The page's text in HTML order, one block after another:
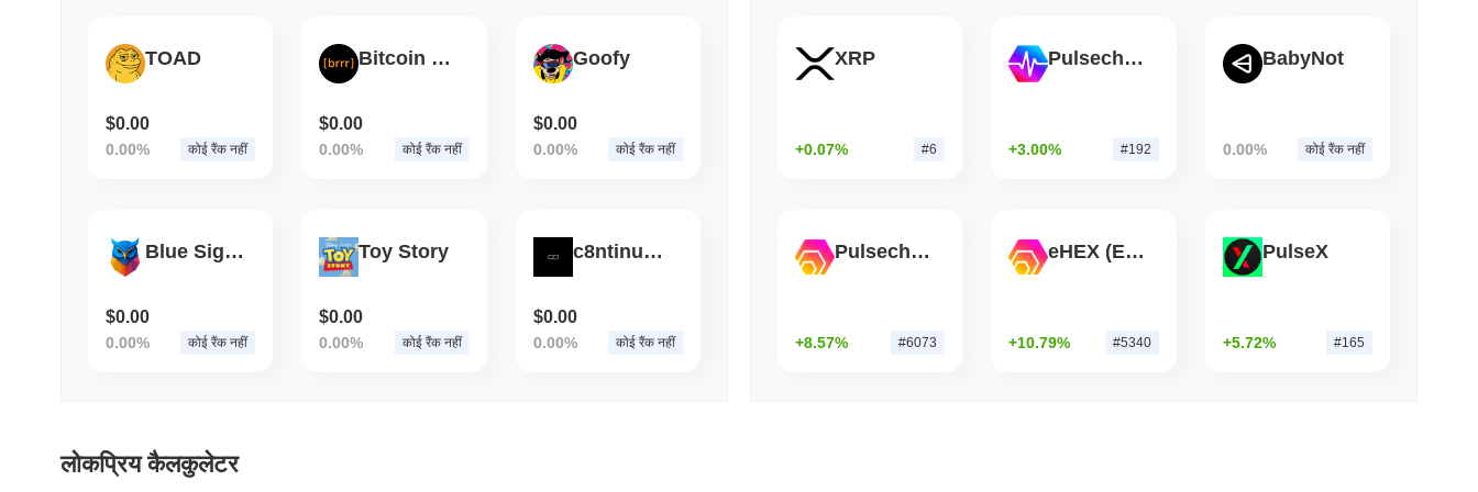
STABLECOINS VISA
वेस्टर्न यूनियन ने डॉलर रेमिटेंस को तात्कालिक वीज़ा खर्च शक्ति में बदल दिया
TOAD
$0.00
0.00% कोई रैंक नहीं
Bitcoin Printer
$0.00
0.00% कोई रैंक नहीं
Goofy
$0.00
0.00% कोई रैंक नहीं
Blue Signing Token
$0.00
0.00% कोई रैंक नहीं
Toy Story
$0.00
0.00% कोई रैंक नहीं
c8ntinuum
$0.00
0.00% कोई रैंक नहीं
XRP
+0.07% #6
Pulsechain
+3.00% #192
BabyNot
0.00% कोई रैंक नहीं
Pulsechain Bridged HEX (Pulsechain)
+8.57% #6073
eHEX (Ethereum)
+10.79% #5340
PulseX
+5.72% #165
लोकप्रिय कैलकुलेटर